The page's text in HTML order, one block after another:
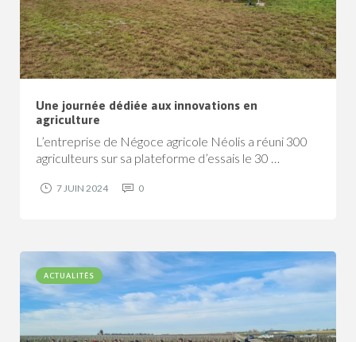
Une journée dédiée aux innovations en
agriculture
L’entreprise de Négoce agricole Néolis a réuni 300
agriculteurs sur sa plateforme d’essais le 30 …
7 JUIN 2024 0
ACTUALITÉS